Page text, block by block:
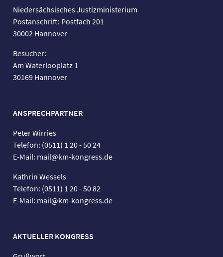
Niedersächsisches Justizministerium
Postanschrift: Postfach 201
30002 Hannover
Besucher:
Am Waterlooplatz 1
30169 Hannover
ANSPRECHPARTNER
Peter Wirries
Telefon: (0511) 1 20 - 50 24
E-Mail: mail@km-kongress.de
Kathrin Wessels
Telefon: (0511) 1 20 - 50 82
E-Mail: mail@km-kongress.de
AKTUELLER KONGRESS